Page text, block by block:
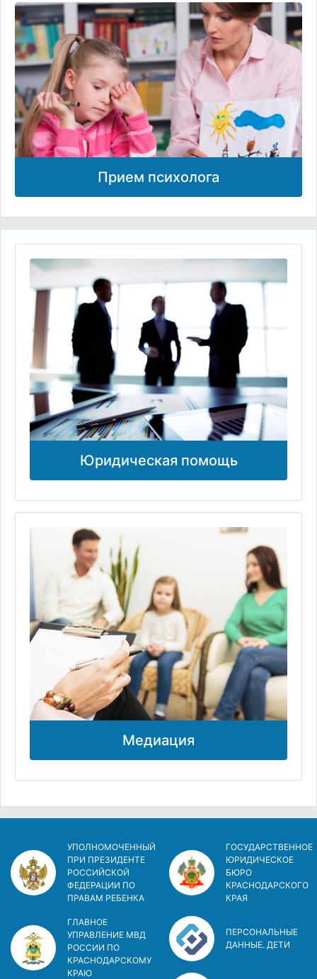
Прием психолога
Юридическая помощь
Медиация
УПОЛНОМОЧЕННЫЙ
ПРИ ПРЕЗИДЕНТЕ
РОССИЙСКОЙ
ФЕДЕРАЦИИ ПО
ПРАВАМ РЕБЕНКА
ГЛАВНОЕ
УПРАВЛЕНИЕ МВД
РОССИИ ПО
КРАСНОДАРСКОМУ
КРАЮ
ГОСУДАРСТВЕННОЕ
ЮРИДИЧЕСКОЕ
БЮРО
КРАСНОДАРСКОГО
КРАЯ
ПЕРСОНАЛЬНЫЕ
ДАННЫЕ. ДЕТИ